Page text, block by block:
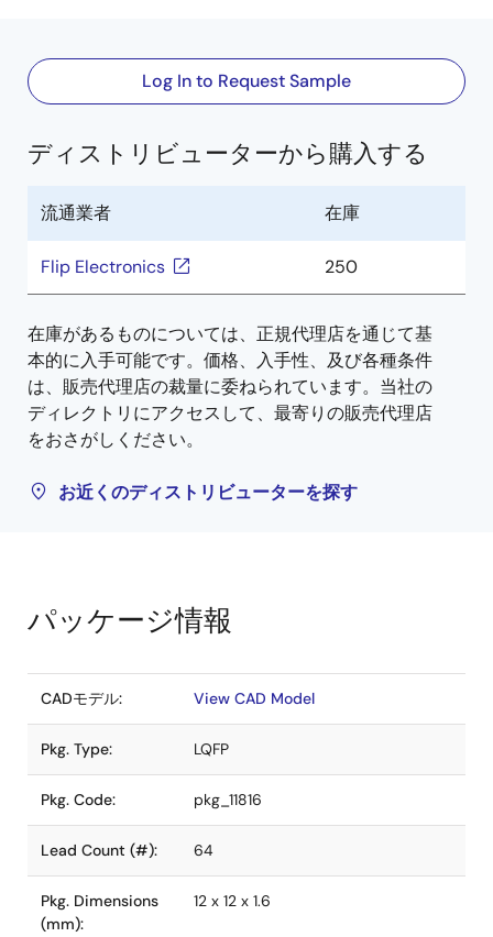
Log In to Request Sample
ディストリビューターから購入する
流通業者 在庫
Flip Electronics 250
在庫があるものについては、正規代理店を通じて基
本的に入手可能です。価格、入手性、及び各種条件
は、販売代理店の裁量に委ねられています。当社の
ディレクトリにアクセスして、最寄りの販売代理店
をおさがしください。
お近くのディストリビューターを探す
パッケージ情報
CADモデル: View CAD Model
Pkg. Type: LQFP
Pkg. Code: pkg_11816
Lead Count (#): 64
Pkg. Dimensions
(mm):
12 x 12 x 1.6